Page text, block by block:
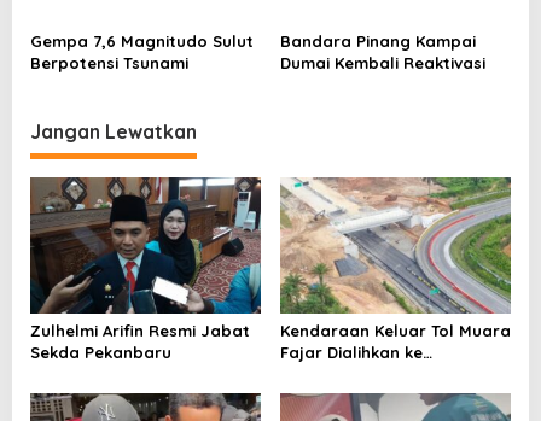
Gempa 7,6 Magnitudo Sulut
Berpotensi Tsunami
Bandara Pinang Kampai
Dumai Kembali Reaktivasi
Jangan Lewatkan
Zulhelmi Arifin Resmi Jabat
Sekda Pekanbaru
Kendaraan Keluar Tol Muara
Fajar Dialihkan ke